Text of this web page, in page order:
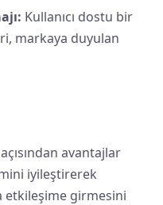
Kullanıcı dostu bir
markaya duyulan
avantajlar
iyileştirerek
etkileşime girmesini